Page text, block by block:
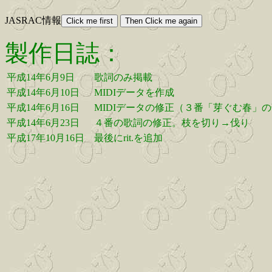
JASRAC情報
製作日誌：
平成14年6月9日
歌詞のみ掲載
平成14年6月10日
MIDIデータを作成
平成14年6月16日
MIDIデータの修正（３番「芽ぐむ春」
平成14年6月23日
４番の歌詞の修正。枝を切り→伐り
平成17年10月16日
最後にrit.を追加